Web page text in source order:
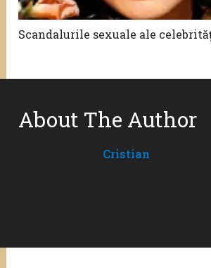
Scandalurile sexuale ale
About The Author
Cristian